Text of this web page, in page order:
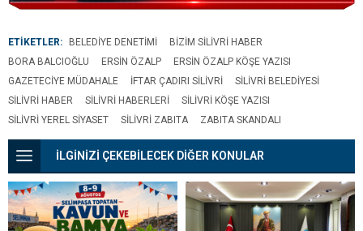
ETİKETLER: BELEDIYE DENETIMI
BIZIM SILIVRI HABER
BORA BALCIOĞLU
ERSIN ÖZALP
ERSIN ÖZALP KÖŞE YAZISI
GAZETECIYE MÜDAHALE
IFTAR ÇADIRI SILIVRI
SILIVRI BELEDIYESI
SILIVRI HABER
SILIVRI HABERLERI
SILIVRI KÖŞE YAZISI
SILIVRI YEREL SIYASET
SILIVRI ZABITA ZABITA SKANDALI
İLGİNİZİ ÇEKEBİLECEK DİĞER KONULAR